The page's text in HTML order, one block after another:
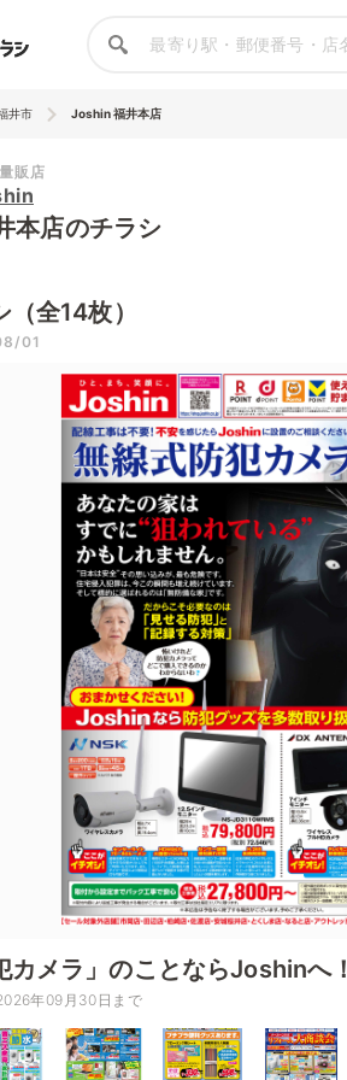
井市 Joshin 福井本店
販店
本店のチラシ
全14枚）
01
カメラ」のことならJoshinへ！
年09月30日まで